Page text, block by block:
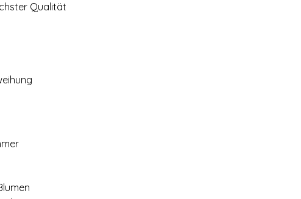
Qualität